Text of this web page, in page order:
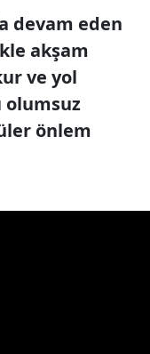
devam eden
akşam
ve yol
olumsuz
önlem